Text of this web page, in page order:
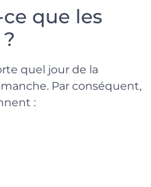
ce que les
quel jour de la
Par conséquent,
: